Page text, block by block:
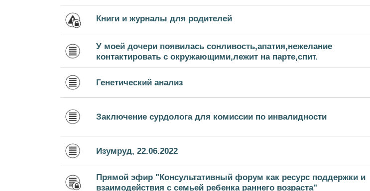
Книги и журналы для родителей
У моей дочери появилась сонливость,апатия,нежелание
контактировать с окружающими,лежит на парте,спит.
Генетический анализ
Заключение сурдолога для комиссии по инвалидности
Изумруд, 22.06.2022
Прямой эфир "Консультативный форум как ресурс поддержки и
взаимодействия с семьей ребенка раннего возраста"